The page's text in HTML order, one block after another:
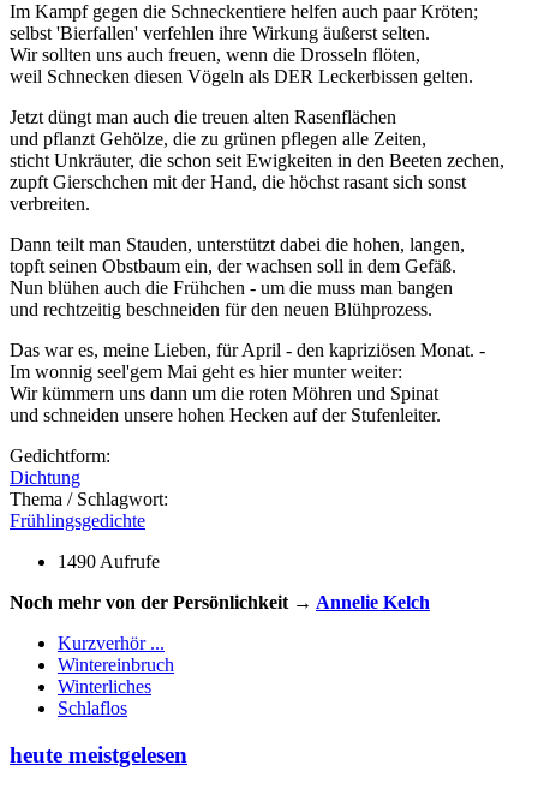
Im Kampf gegen die Schneckentiere helfen auch paar Kröten;
selbst 'Bierfallen' verfehlen ihre Wirkung äußerst selten.
Wir sollten uns auch freuen, wenn die Drosseln flöten,
weil Schnecken diesen Vögeln als DER Leckerbissen gelten.
Jetzt düngt man auch die treuen alten Rasenflächen
und pflanzt Gehölze, die zu grünen pflegen alle Zeiten,
sticht Unkräuter, die schon seit Ewigkeiten in den Beeten zechen,
zupft Gierschchen mit der Hand, die höchst rasant sich sonst
verbreiten.
Dann teilt man Stauden, unterstützt dabei die hohen, langen,
topft seinen Obstbaum ein, der wachsen soll in dem Gefäß.
Nun blühen auch die Frühchen - um die muss man bangen
und rechtzeitig beschneiden für den neuen Blühprozess.
Das war es, meine Lieben, für April - den kapriziösen Monat. -
Im wonnig seel'gem Mai geht es hier munter weiter:
Wir kümmern uns dann um die roten Möhren und Spinat
und schneiden unsere hohen Hecken auf der Stufenleiter.
Gedichtform:
Dichtung
Thema / Schlagwort:
Frühlingsgedichte
1490 Aufrufe
Noch mehr von der Persönlichkeit → Annelie Kelch
Kurzverhör ...
Wintereinbruch
Winterliches
Schlaflos
heute meistgelesen